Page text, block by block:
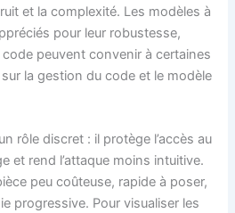
et la complexité. Les modèles à
pour leur robustesse,
peuvent convenir à certaines
la gestion du code et le modèle
rôle discret : il protège l’accès au
et rend l’attaque moins intuitive.
peu coûteuse, rapide à poser,
progressive. Pour visualiser les